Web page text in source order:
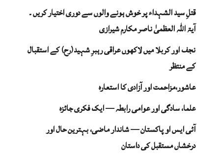
قتلِ سید الشہداء پر خوش ہونے والوں سے دوری اختیار کریں ۔
آیۃ اللہ العظمیٰ ناصر مکارم شیرازی
نجف اور کربلا میں لاکھوں عراقی رہبرِ شہید(رح) کے استقبال
کے منتظر
عاشور،مزاحمت اور آزادی کا استعارہ
علما، سادگی اور عوامی رابطہ — ایک فکری جائزہ
آئی ایس او پاکستان — شاندار ماضی، بہترین حال اور
درخشاں مستقبل کی داستان